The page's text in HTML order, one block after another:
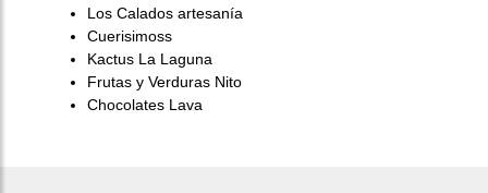
Los Calados artesanía
Cuerisimoss
Kactus La Laguna
Frutas y Verduras Nito
Chocolates Lava